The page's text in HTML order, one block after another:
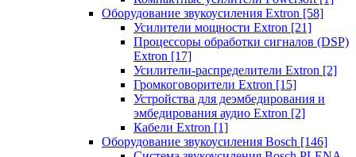
Оборудование звукоусиления Extron [58]
Усилители мощности Extron [21]
Процессоры обработки сигналов (DSP)
Extron [17]
Усилители-распределители Extron [2]
Громкоговорители Extron [15]
Устройства для деэмбедирования и
эмбедирования аудио Extron [2]
Кабели Extron [1]
Оборудование звукоусиления Bosch [146]